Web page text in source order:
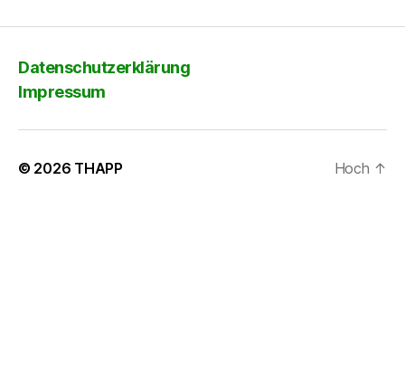
Datenschutzerklärung
Impressum
© 2026 THAPP Hoch ↑